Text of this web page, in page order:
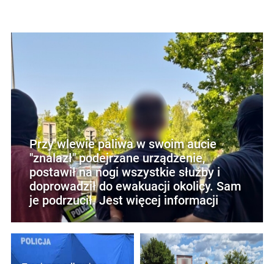
Przy wlewie paliwa w swoim aucie
"znalazł" podejrzane urządzenie,
postawił na nogi wszystkie służby i
doprowadził do ewakuacji okolicy. Sam
je podrzucił. Jest więcej informacji